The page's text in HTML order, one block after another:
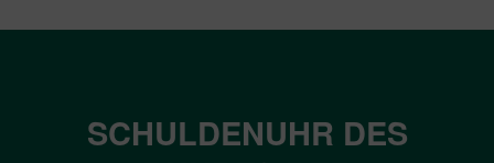
SCHULDENUHR DES